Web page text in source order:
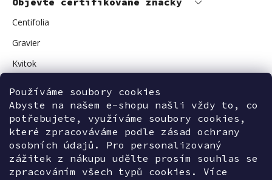
Používáme soubory cookies
Abyste na našem e-shopu našli vždy to, co
potřebujete, využíváme soubory cookies,
které zpracováváme podle zásad ochrany
osobních údajů. Pro personalizovaný
zážitek z nákupu udělte prosím souhlas se
zpracováním všech typů cookies. Více
Centifolia
Gravier
Kvitok
Avant Skincare
Sonnentor